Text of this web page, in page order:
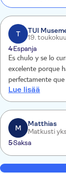
T
TUI
19.
4Espanja
Es chulo y se lo
excelente porque
perfectamente
delfines, pero la
muy baja, y ellos
Lue lisää
M
Matthias
Matkusti
5Saksa